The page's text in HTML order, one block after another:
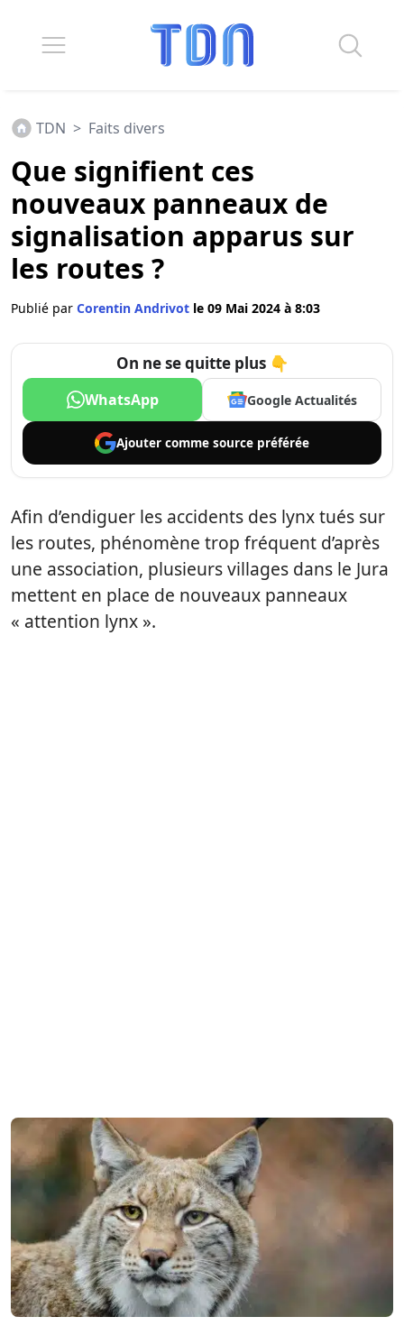
TDN > Faits divers
Que signifient ces
nouveaux panneaux de
signalisation apparus sur
les routes ?
Publié par Corentin Andrivot le 09 Mai 2024 à 8:03
On ne se quitte plus 👇
WhatsApp Google Actualités
Ajouter comme source préférée
Afin d’endiguer les accidents des lynx tués sur
les routes, phénomène trop fréquent d’après
une association, plusieurs villages dans le Jura
mettent en place de nouveaux panneaux
« attention lynx ».